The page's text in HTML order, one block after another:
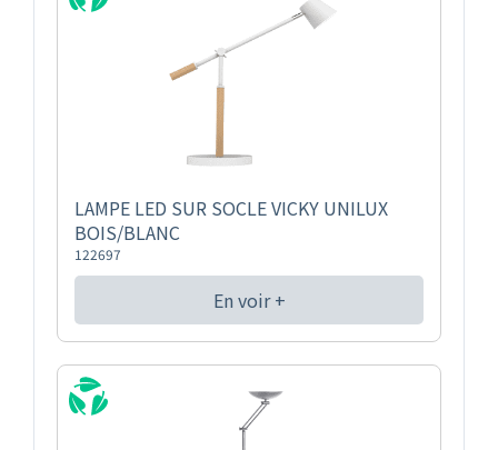
LAMPE LED SUR SOCLE VICKY UNILUX
BOIS/BLANC
122697
En voir +